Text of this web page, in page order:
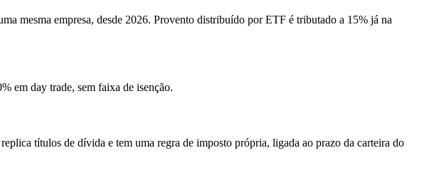
mesma empresa, desde 2026. Provento distribuído por ETF é tributado a 15% já na
em day trade, sem faixa de isenção.
títulos de dívida e tem uma regra de imposto própria, ligada ao prazo da carteira do